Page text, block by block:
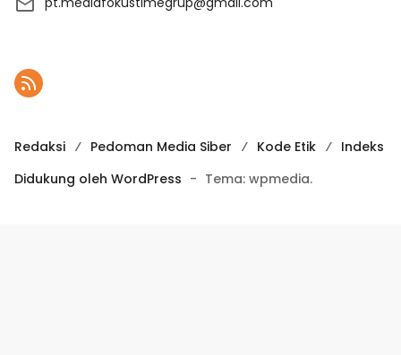
Redaksi Pedoman Media Siber Kode Etik
Indeks
Didukung oleh WordPress - Tema: wpmedia.